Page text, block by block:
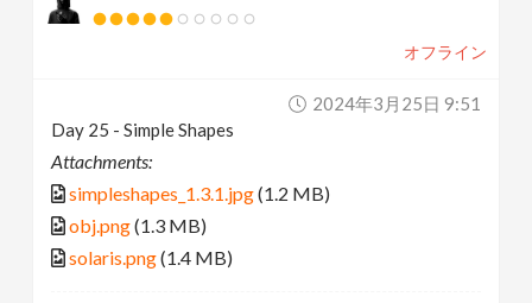
オフライン
2024年3月25日 9:51
Day 25 - Simple Shapes
Attachments:
simpleshapes_1.3.1.jpg(1.2 MB)
obj.png(1.3 MB)
solaris.png(1.4 MB)